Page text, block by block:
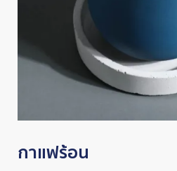
กาแฟร้อน